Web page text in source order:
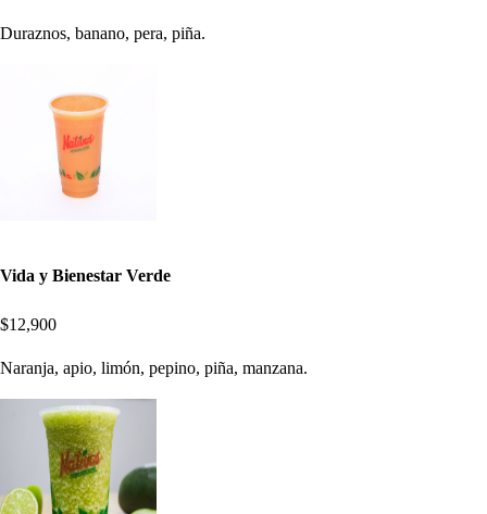
Duraznos, banano, pera, piña.
Vida y Bienestar Verde
$12,900
Naranja, apio, limón, pepino, piña, manzana.